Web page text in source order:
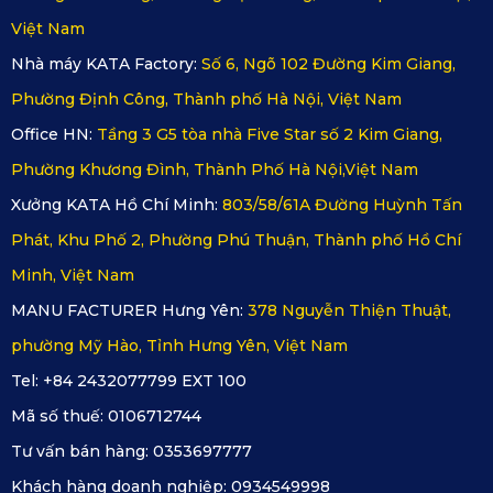
Làm sao để mua được thảm sàn ô tô
360 Honda Brio chính hãng?
Việt Nam
Nhà máy KATA Factory: Số 6, Ngõ 102 Đường Kim Giang,
Phường Định Công, Thành phố Hà Nội, Việt Nam
Office HN: Tầng 3 G5 tòa nhà Five Star số 2 Kim Giang,
Phường Khương Đình, Thành Phố Hà Nội,Việt Nam
Xưởng KATA Hồ Chí Minh: 803/58/61A Đường Huỳnh Tấn
Phát, Khu Phố 2, Phường Phú Thuận, Thành phố Hồ Chí
Minh, Việt Nam
MANU FACTURER Hưng Yên: 378 Nguyễn Thiện Thuật,
phường Mỹ Hào, Tỉnh Hưng Yên, Việt Nam
Tel: +84 2432077799 EXT 100
Mã số thuế: 0106712744
Tư vấn bán hàng: 0353697777
Khách hàng doanh nghiệp: 0934549998